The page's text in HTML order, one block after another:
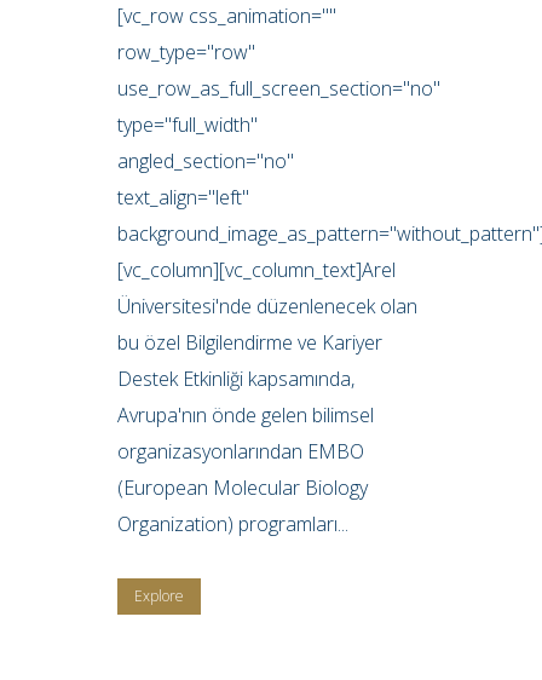
[vc_row css_animation=""
row_type="row"
use_row_as_full_screen_section="no"
type="full_width"
angled_section="no"
text_align="left"
[vc_column][vc_column_text]Arel
Üniversitesi'nde düzenlenecek olan
bu özel Bilgilendirme ve Kariyer
Destek Etkinliği kapsamında,
Avrupa'nın önde gelen bilimsel
organizasyonlarından EMBO
(European Molecular Biology
Organization) programları...
Explore